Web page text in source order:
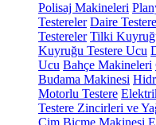
Polisaj Makineleri
Testereler Daire
Testereler Tilki
Kuyruğu Testere Ucu
Ucu Bahçe Makineleri
Budama Makinesi
Motorlu Testere
Testere Zincirleri ve
Çim Biçme Makinesi